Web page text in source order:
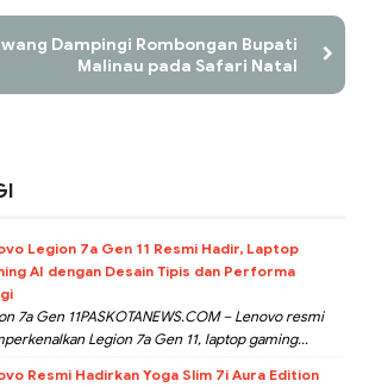
Dampingi Rombongan Bupati
Malinau pada Safari Natal
Legion 7a Gen 11 Resmi Hadir, Laptop
AI dengan Desain Tipis dan Performa
7a Gen 11PASKOTANEWS.COM – Lenovo resmi
Legion 7a Gen 11, laptop gaming...
Resmi Hadirkan Yoga Slim 7i Aura Edition